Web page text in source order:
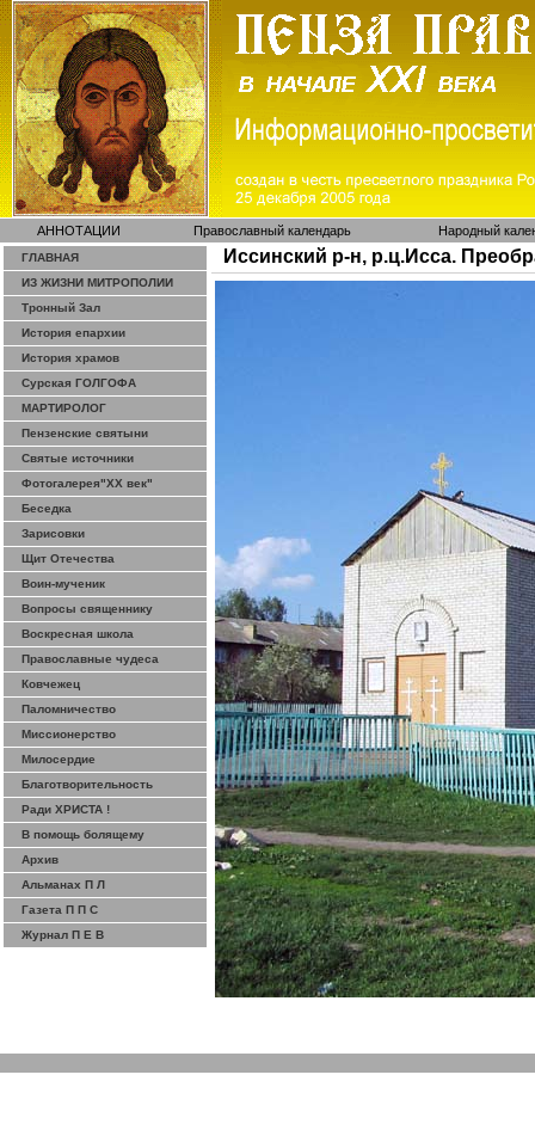
АННОТАЦИИ Православный календарь Народный
ГЛАВНАЯ
ИЗ ЖИЗНИ МИТРОПОЛИИ
Тронный Зал
История епархии
История храмов
Сурская ГОЛГОФА
МАРТИРОЛОГ
Пензенские святыни
Святые источники
Фотогалерея"ХХ век"
Беседка
Зарисовки
Щит Отечества
Воин-мученик
Вопросы священнику
Воскресная школа
Православные чудеса
Ковчежец
Паломничество
Миссионерство
Милосердие
Благотворительность
Ради ХРИСТА !
В помощь болящему
Архив
Альманах П Л
Газета П П С
Журнал П Е В
Иссинский р-н, р.ц.Исса.